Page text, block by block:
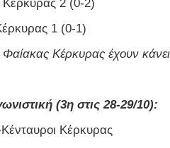
Κέρκυρας 2 (0-2)
1 (0-1)
Κέρκυρας έχουν
(3η στις 28-29/10):
Κέρκυρας